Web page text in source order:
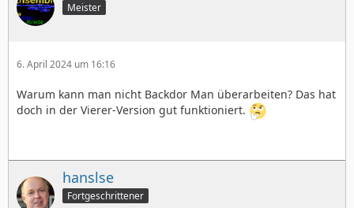
Meister
6. April 2024 um 16:16
Warum kann man nicht Backdor Man überarbeiten? Das hat
doch in der Vierer-Version gut funktioniert.
hanslse
Fortgeschrittener